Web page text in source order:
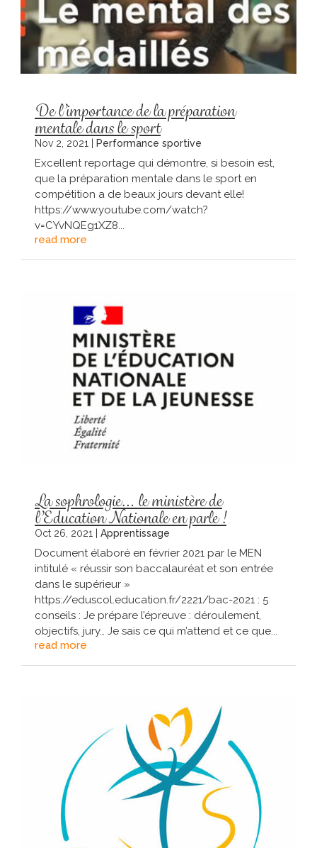
De l’importance de la préparation
mentale dans le sport
Nov 2, 2021 Performance sportive
Excellent reportage qui démontre, si besoin est,
que la préparation mentale dans le sport en
compétition a de beaux jours devant elle!
https://www.youtube.com/watch?
v=CYvNQEg1XZ8...
read more
La sophrologie… le ministère de
l’Education Nationale en parle !
Oct 26, 2021 Apprentissage
Document élaboré en février 2021 par le MEN
intitulé « réussir son baccalauréat et son entrée
dans le supérieur »
https://eduscol.education.fr/2221/bac-2021 : 5
conseils : Je prépare l’épreuve : déroulement,
objectifs, jury… Je sais ce qui m’attend et ce que...
read more